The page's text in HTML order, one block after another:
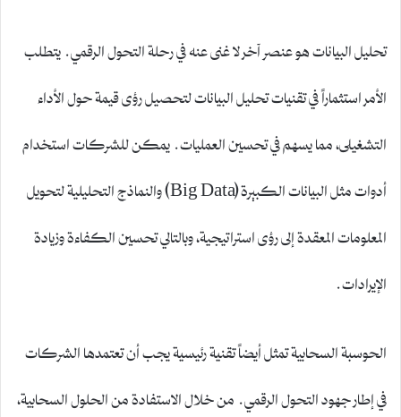
تحليل البيانات هو عنصر آخر لا غنى عنه في رحلة التحول الرقمي. يتطلب
الأمر استثماراً في تقنيات تحليل البيانات لتحصيل رؤى قيمة حول الأداء
التشغيلى، مما يسهم في تحسين العمليات. يمكن للشركات استخدام
أدوات مثل البيانات الكبيرة (Big Data) والنماذج التحليلية لتحويل
المعلومات المعقدة إلى رؤى استراتيجية، وبالتالي تحسين الكفاءة وزيادة
الإيرادات.
الحوسبة السحابية تمثل أيضاً تقنية رئيسية يجب أن تعتمدها الشركات
في إطار جهود التحول الرقمي. من خلال الاستفادة من الحلول السحابية،